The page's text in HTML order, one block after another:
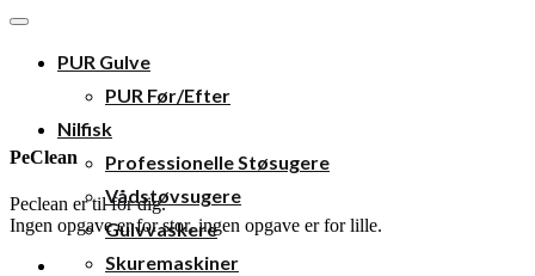
PUR Gulve
PUR Før/Efter
Nilfisk
Professionelle Støsugere
Vådstøvsugere
Gulvvaskere
Skuremaskiner
PeClean
Peclean er til for dig.
Ingen opgave er for stor, ingen opgave er for lille.